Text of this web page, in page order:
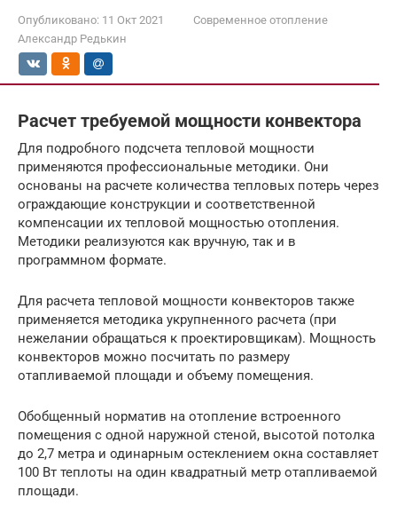
Опубликовано: 11 Окт 2021
Современное отопление
Александр Редькин
Расчет требуемой мощности конвектора
Для подробного подсчета тепловой мощности
применяются профессиональные методики. Они
основаны на расчете количества тепловых потерь через
ограждающие конструкции и соответственной
компенсации их тепловой мощностью отопления.
Методики реализуются как вручную, так и в
программном формате.
Для расчета тепловой мощности конвекторов также
применяется методика укрупненного расчета (при
нежелании обращаться к проектировщикам). Мощность
конвекторов можно посчитать по размеру
отапливаемой площади и объему помещения.
Обобщенный норматив на отопление встроенного
помещения с одной наружной стеной, высотой потолка
до 2,7 метра и одинарным остеклением окна составляет
100 Вт теплоты на один квадратный метр отапливаемой
площади.